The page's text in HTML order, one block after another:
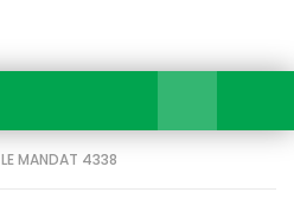
LE MANDAT 4338